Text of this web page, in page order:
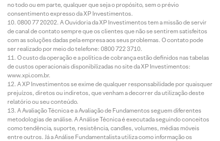
no todo ou em parte, qualquer que seja o propósito, sem o prévio
consentimento expresso da XP Investimentos.
0800 77 20202. A Ouvidoria da XP Investimentos tem a missão de servir
de canal de contato sempre que os clientes que não se sentirem satisfeitos
com as soluções dadas pela empresa aos seus problemas. O contato pode
ser realizado por meio do telefone: 0800 722 3710.
O custo da operação e a política de cobrança estão definidos nas tabelas
de custos operacionais disponibilizadas no site da XP Investimentos:
www.xpi.com.br.
A XP Investimentos se exime de qualquer responsabilidade por quaisquer
prejuízos, diretos ou indiretos, que venham a decorrer da utilização deste
relatório ou seu conteúdo.
A Avaliação Técnica e a Avaliação de Fundamentos seguem diferentes
metodologias de análise. A Análise Técnica é executada seguindo conceitos
como tendência, suporte, resistência, candles, volumes, médias móveis
entre outros. Já a Análise Fundamentalista utiliza como informação os